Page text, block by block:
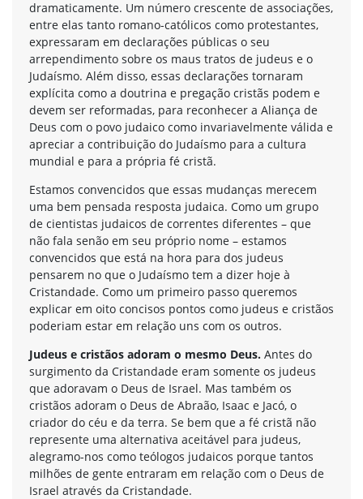
dramaticamente. Um número crescente de associações,
entre elas tanto romano-católicos como protestantes,
expressaram em declarações públicas o seu
arrependimento sobre os maus tratos de judeus e o
Judaísmo. Além disso, essas declarações tornaram
explícita como a doutrina e pregação cristãs podem e
devem ser reformadas, para reconhecer a Aliança de
Deus com o povo judaico como invariavelmente válida e
apreciar a contribuição do Judaísmo para a cultura
mundial e para a própria fé cristã.
Estamos convencidos que essas mudanças merecem
uma bem pensada resposta judaica. Como um grupo
de cientistas judaicos de correntes diferentes – que
não fala senão em seu próprio nome – estamos
convencidos que está na hora para dos judeus
pensarem no que o Judaísmo tem a dizer hoje à
Cristandade. Como um primeiro passo queremos
explicar em oito concisos pontos como judeus e cristãos
poderiam estar em relação uns com os outros.
Judeus e cristãos adoram o mesmo Deus. Antes do
surgimento da Cristandade eram somente os judeus
que adoravam o Deus de Israel. Mas também os
cristãos adoram o Deus de Abraão, Isaac e Jacó, o
criador do céu e da terra. Se bem que a fé cristã não
represente uma alternativa aceitável para judeus,
alegramo-nos como teólogos judaicos porque tantos
milhões de gente entraram em relação com o Deus de
Israel através da Cristandade.